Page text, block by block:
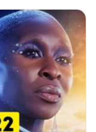
qui les entourent.